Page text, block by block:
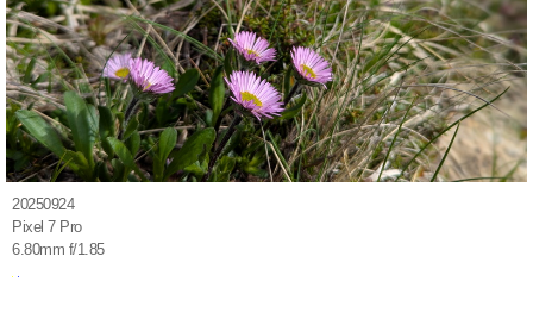
20250924
Pixel 7 Pro
6.80mm f/1.85